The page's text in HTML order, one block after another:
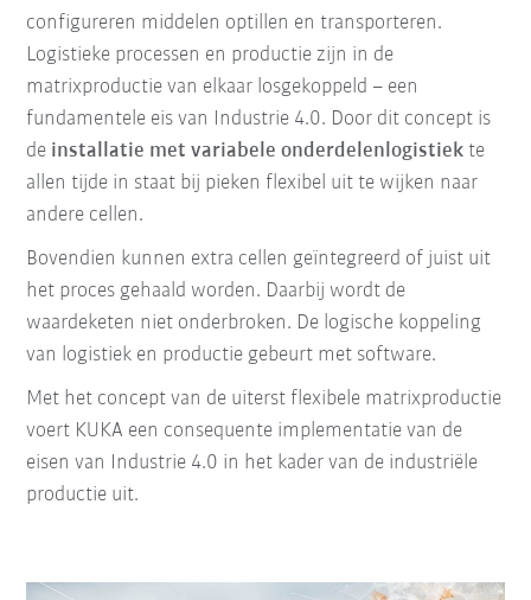
configureren middelen optillen en transporteren.
Logistieke processen en productie zijn in de
matrixproductie van elkaar losgekoppeld – een
fundamentele eis van Industrie 4.0. Door dit concept is
de installatie met variabele onderdelenlogistiek te
allen tijde in staat bij pieken flexibel uit te wijken naar
andere cellen.
Bovendien kunnen extra cellen geïntegreerd of juist uit
het proces gehaald worden. Daarbij wordt de
waardeketen niet onderbroken. De logische koppeling
van logistiek en productie gebeurt met software.
Met het concept van de uiterst flexibele matrixproductie
voert KUKA een consequente implementatie van de
eisen van Industrie 4.0 in het kader van de industriële
productie uit.